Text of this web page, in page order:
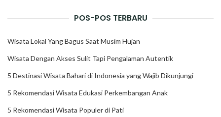
POS-POS TERBARU
Wisata Lokal Yang Bagus Saat Musim Hujan
Wisata Dengan Akses Sulit Tapi Pengalaman Autentik
5 Destinasi Wisata Bahari di Indonesia yang Wajib Dikunjungi
5 Rekomendasi Wisata Edukasi Perkembangan Anak
5 Rekomendasi Wisata Populer di Pati